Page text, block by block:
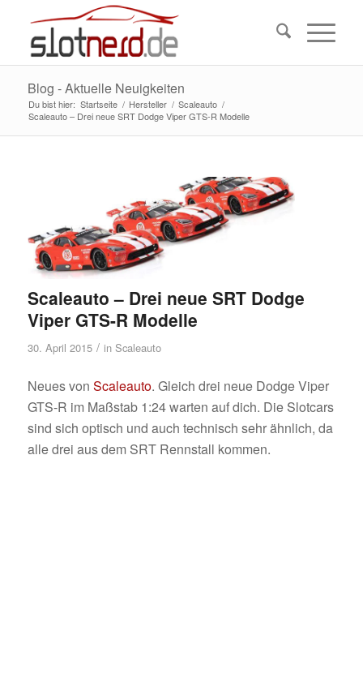
Blog - Aktuelle Neuigkeiten
Du bist hier: Startseite / Hersteller / Scaleauto /
Scaleauto – Drei neue SRT Dodge Viper GTS-R Modelle
Scaleauto – Drei neue SRT Dodge
Viper GTS-R Modelle
30. April 2015 / in Scaleauto
Neues von Scaleauto. Gleich drei neue Dodge Viper
GTS-R im Maßstab 1:24 warten auf dich. Die Slotcars
sind sich optisch und auch technisch sehr ähnlich, da
alle drei aus dem SRT Rennstall kommen.